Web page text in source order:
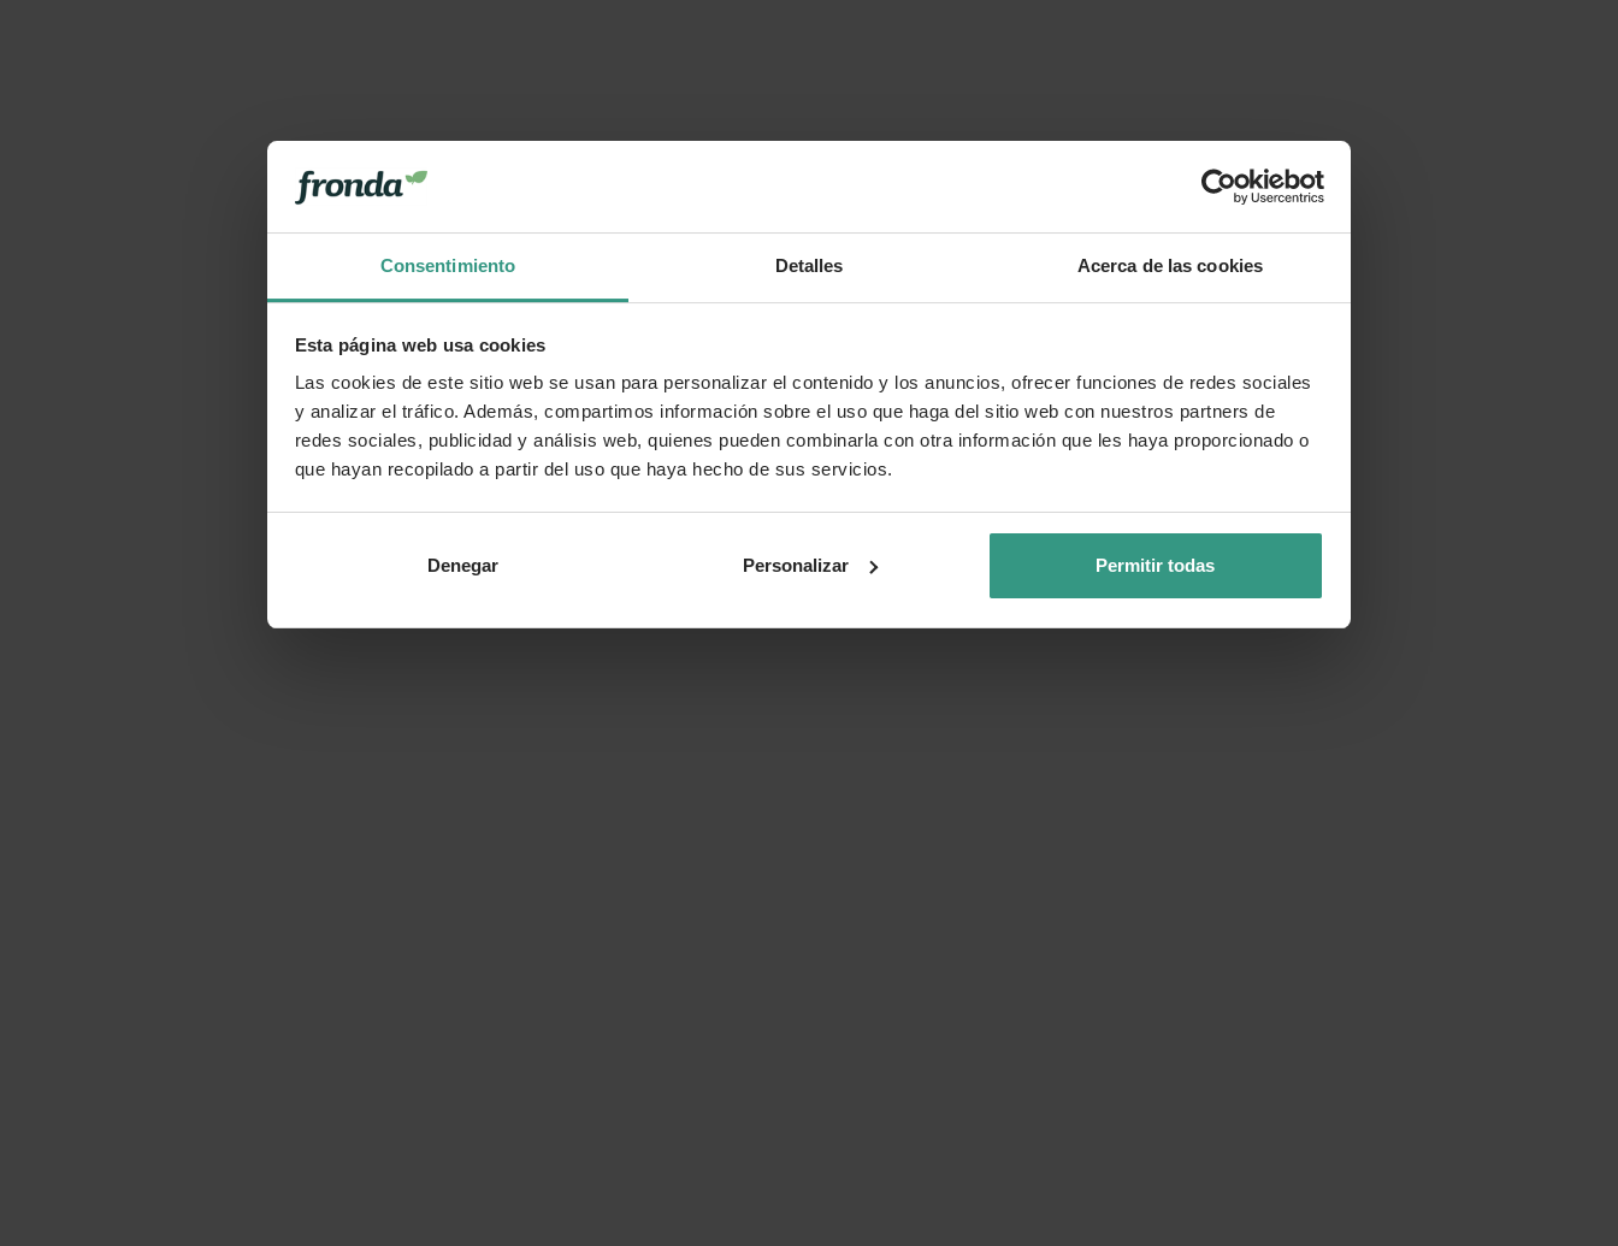
Consentimiento Detalles Acerca de las cookies
Esta página web usa cookies
Las cookies de este sitio web se usan para personalizar el contenido y los anuncios, ofrecer funciones de redes sociales
y analizar el tráfico. Además, compartimos información sobre el uso que haga del sitio web con nuestros partners de
redes sociales, publicidad y análisis web, quienes pueden combinarla con otra información que les haya proporcionado o
que hayan recopilado a partir del uso que haya hecho de sus servicios.
Denegar Personalizar Permitir todas